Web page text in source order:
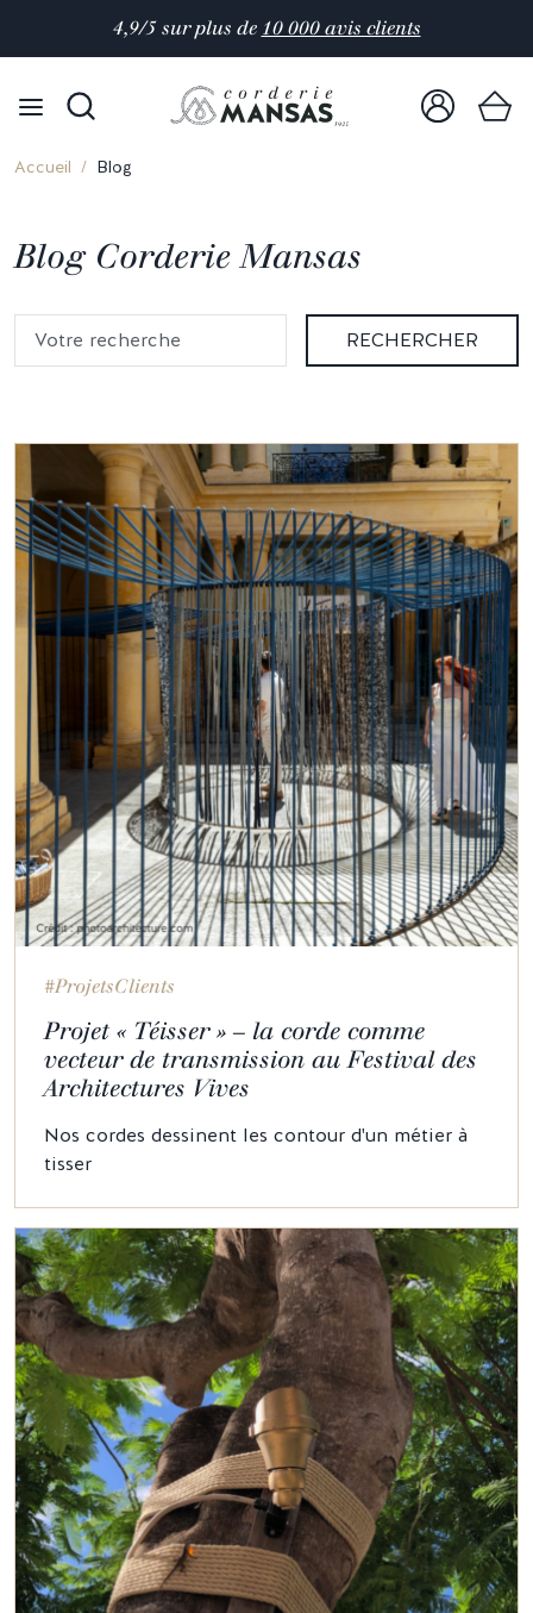
4,9/5 sur plus de 10 000 avis clients
Accueil Blog
Blog Corderie Mansas
RECHERCHER
#ProjetsClients
Projet « Téisser » – la corde comme
vecteur de transmission au Festival des
Architectures Vives
Nos cordes dessinent les contour d'un métier à
tisser